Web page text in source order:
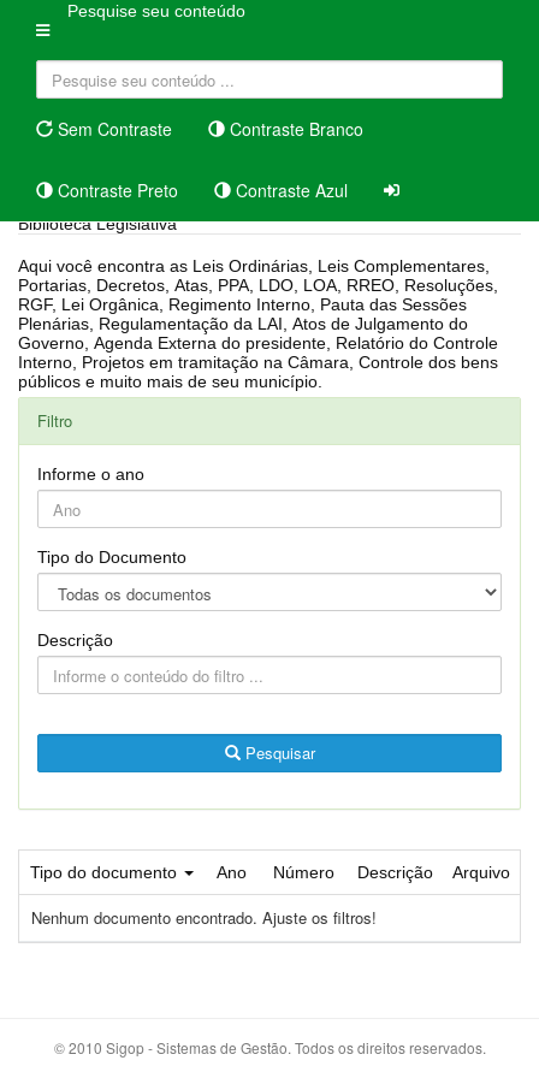
Pesquise seu conteúdo
Sem Contraste Contraste Branco
Contraste Preto Contraste Azul
Biblioteca Legislativa
Aqui você encontra as Leis Ordinárias, Leis Complementares,
Portarias, Decretos, Atas, PPA, LDO, LOA, RREO, Resoluções,
RGF, Lei Orgânica, Regimento Interno, Pauta das Sessões
Plenárias, Regulamentação da LAI, Atos de Julgamento do
Governo, Agenda Externa do presidente, Relatório do Controle
Interno, Projetos em tramitação na Câmara, Controle dos bens
públicos e muito mais de seu município.
Filtro
Informe o ano
Tipo do Documento
Descrição
Pesquisar
Tipo do documento Ano Número Descrição Arquivo
Nenhum documento encontrado. Ajuste os filtros!
© 2010 Sigop - Sistemas de Gestão. Todos os direitos reservados.